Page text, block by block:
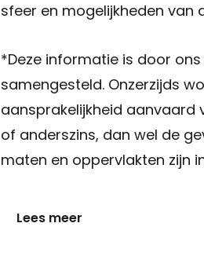
sfeer en mogelijkheden van
*Deze informatie is door
samengesteld. Onzerzijds
aansprakelijkheid aanvaard
of anderszins, dan wel de
maten en oppervlakten zijn
Lees meer